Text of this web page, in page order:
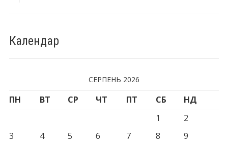
Календар
СЕРПЕНЬ 2026
ПН ВТ СР ЧТ ПТ СБ
НД
1
2
3
4 5 6 7 8
9